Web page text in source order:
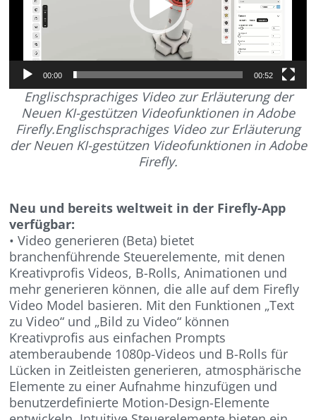
00:00 00:52
Englischsprachiges Video zur Erläuterung der
Neuen KI-gestützen Videofunktionen in Adobe
Firefly.Englischsprachiges Video zur Erläuterung
der Neuen KI-gestützen Videofunktionen in Adobe
Firefly.
Neu und bereits weltweit in der Firefly-App
verfügbar:
• Video generieren (Beta) bietet
branchenführende Steuerelemente, mit denen
Kreativprofis Videos, B-Rolls, Animationen und
mehr generieren können, die alle auf dem Firefly
Video Model basieren. Mit den Funktionen „Text
zu Video“ und „Bild zu Video“ können
Kreativprofis aus einfachen Prompts
atemberaubende 1080p-Videos und B-Rolls für
Lücken in Zeitleisten generieren, atmosphärische
Elemente zu einer Aufnahme hinzufügen und
benutzerdefinierte Motion-Design-Elemente